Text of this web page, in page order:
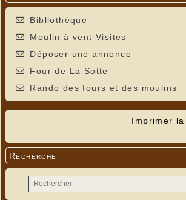
Bibliothèque
Moulin à vent Visites
Déposer une annonce
Four de La Sotte
Rando des fours et des moulins
Imprimer la
Recherche